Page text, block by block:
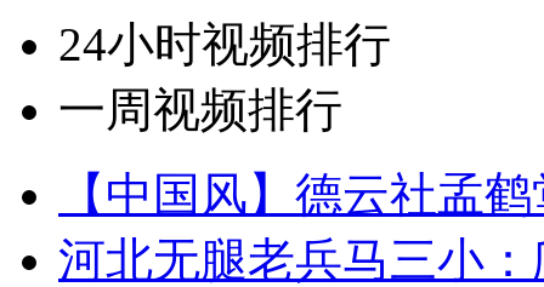
24小时视频排行
一周视频排行
【中国风】德云社孟
河北无腿老兵马三小